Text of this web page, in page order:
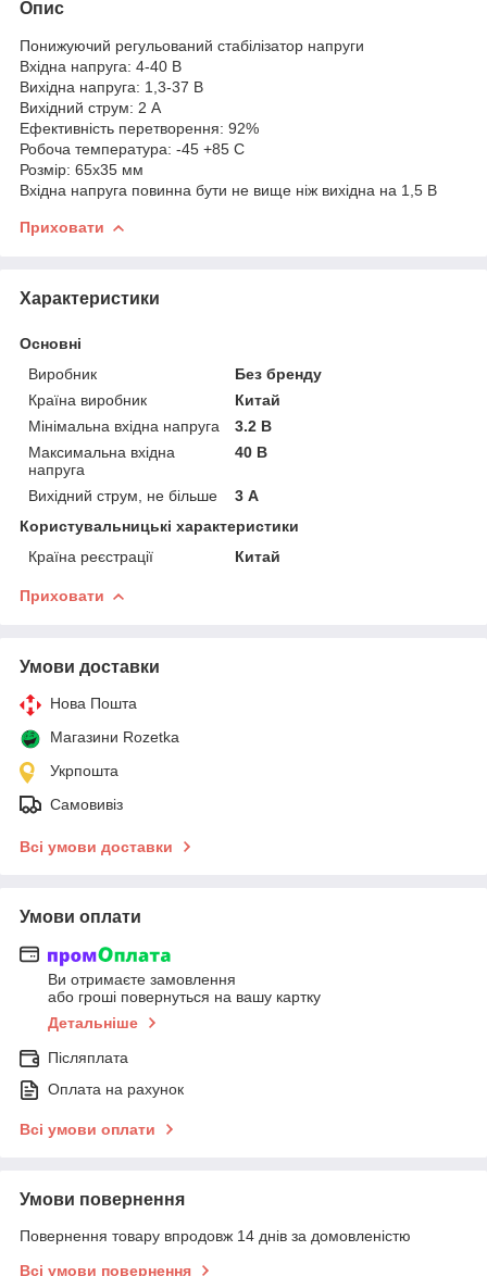
Опис
Понижуючий регульований стабілізатор напруги
Вхідна напруга: 4-40 В
Вихідна напруга: 1,3-37 В
Вихідний струм: 2 А
Ефективність перетворення: 92%
Робоча температура: -45 +85 С
Розмір: 65х35 мм
Вхідна напруга повинна бути не вище ніж вихідна на 1,5 В
Приховати
Характеристики
Основні
Виробник
Без бренду
Країна виробник
Китай
Мінімальна вхідна напруга
3.2 В
Максимальна вхідна
напруга
40 В
Вихідний струм, не більше
3 А
Користувальницькі характеристики
Країна реєстрації
Китай
Приховати
Умови доставки
Нова Пошта
Магазини Rozetka
Укрпошта
Самовивіз
Всі умови доставки
Умови оплати
Ви отримаєте замовлення
або гроші повернуться на вашу картку
Детальніше
Післяплата
Оплата на рахунок
Всі умови оплати
Умови повернення
Повернення товару впродовж 14 днів за домовленістю
Всі умови повернення